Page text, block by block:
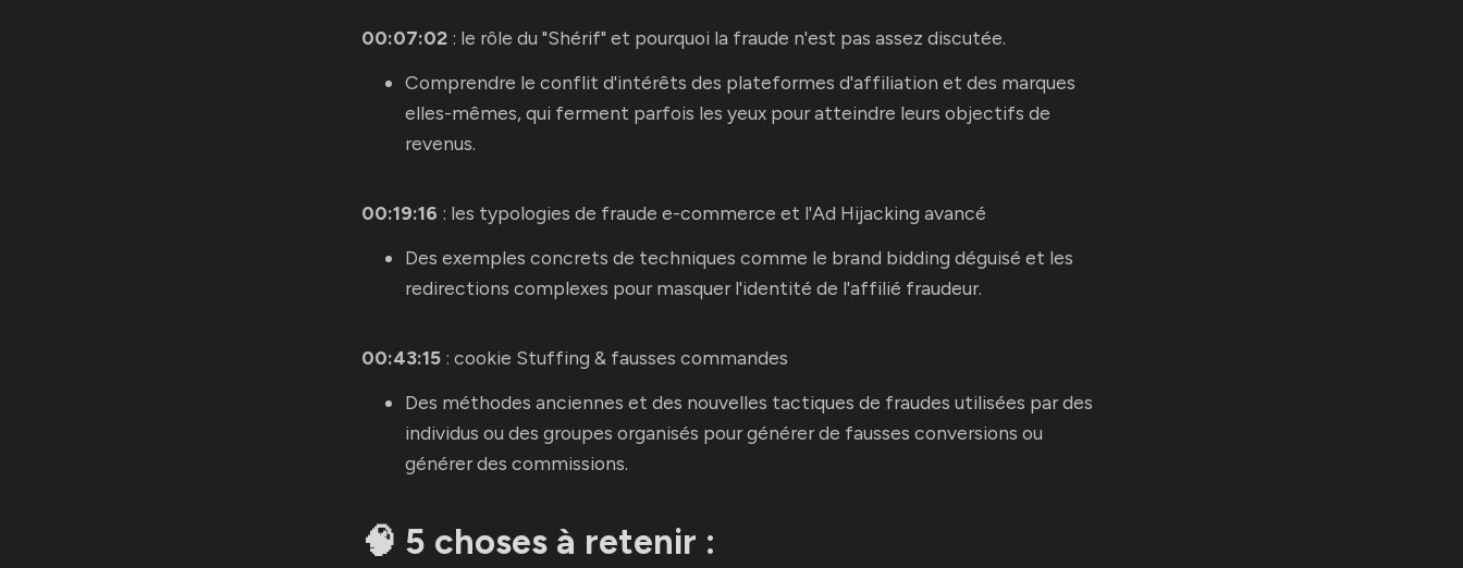
00:07:02 : le rôle du "Shérif" et pourquoi la fraude n'est pas assez discutée.
Comprendre le conflit d'intérêts des plateformes d'affiliation et des marques
elles-mêmes, qui ferment parfois les yeux pour atteindre leurs objectifs de
revenus.
00:19:16 : les typologies de fraude e-commerce et l'Ad Hijacking avancé
Des exemples concrets de techniques comme le brand bidding déguisé et les
redirections complexes pour masquer l'identité de l'affilié fraudeur.
00:43:15 : cookie Stuffing & fausses commandes
Des méthodes anciennes et des nouvelles tactiques de fraudes utilisées par des
individus ou des groupes organisés pour générer de fausses conversions ou
générer des commissions.
🧠 5 choses à retenir :